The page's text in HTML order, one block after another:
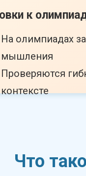
На олимпиадах
мышления
Проверяются
контексте
к
Что